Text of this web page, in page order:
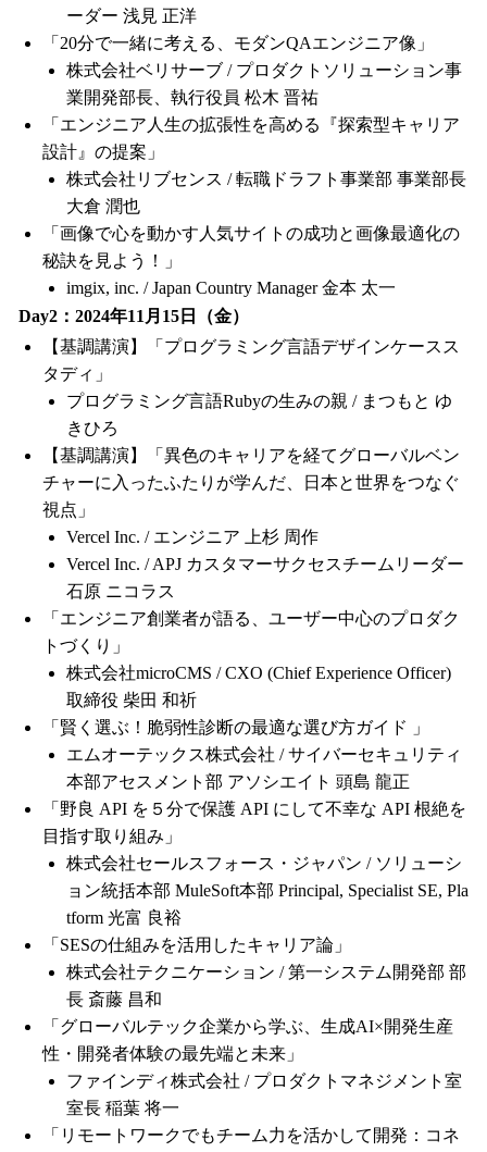
ーダー 浅見 正洋
「20分で一緒に考える、モダンQAエンジニア像」
株式会社ベリサーブ / プロダクトソリューション事
業開発部長、執行役員 松木 晋祐
「エンジニア人生の拡張性を高める『探索型キャリア
設計』の提案」
株式会社リブセンス / 転職ドラフト事業部 事業部長
大倉 潤也
「画像で心を動かす人気サイトの成功と画像最適化の
秘訣を見よう！」
imgix, inc. / Japan Country Manager 金本 太一
Day2：2024年11月15日（金）
【基調講演】「プログラミング言語デザインケースス
タディ」
プログラミング言語Rubyの生みの親 / まつもと ゆ
きひろ
【基調講演】「異色のキャリアを経てグローバルベン
チャーに入ったふたりが学んだ、日本と世界をつなぐ
視点」
Vercel Inc. / エンジニア 上杉 周作
Vercel Inc. / APJ カスタマーサクセスチームリーダー
石原 ニコラス
「エンジニア創業者が語る、ユーザー中心のプロダク
トづくり」
株式会社microCMS / CXO (Chief Experience Officer)
取締役 柴田 和祈
「賢く選ぶ！脆弱性診断の最適な選び方ガイド 」
エムオーテックス株式会社 / サイバーセキュリティ
本部アセスメント部 アソシエイト 頭島 龍正
「野良 API を５分で保護 API にして不幸な API 根絶を
目指す取り組み」
株式会社セールスフォース・ジャパン / ソリューシ
ョン統括本部 MuleSoft本部 Principal, Specialist SE, Pla
tform 光富 良裕
「SESの仕組みを活用したキャリア論」
株式会社テクニケーション / 第一システム開発部 部
長 斎藤 昌和
「グローバルテック企業から学ぶ、生成AI×開発生産
性・開発者体験の最先端と未来」
ファインディ株式会社 / プロダクトマネジメント室
室長 稲葉 将一
「リモートワークでもチーム力を活かして開発：コネ